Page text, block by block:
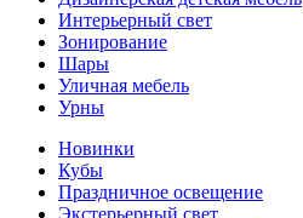
Интерьерный свет
Зонирование
Шары
Уличная мебель
Урны
Новинки
Кубы
Праздничное освещение
Экстерьерный свет